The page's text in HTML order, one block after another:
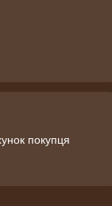
покупця